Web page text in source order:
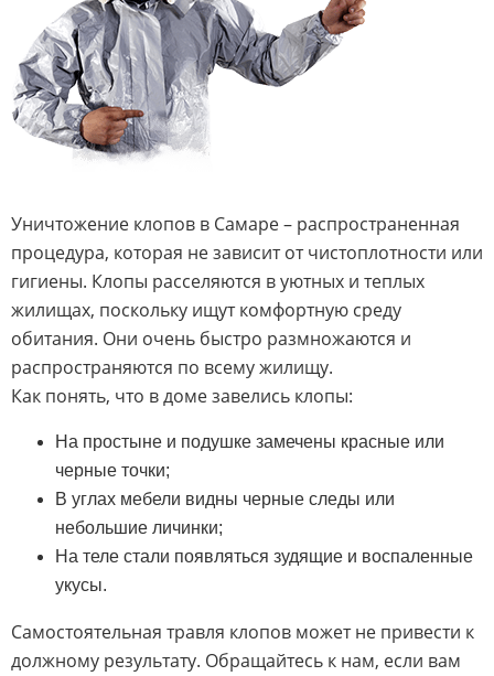
Уничтожение клопов в Самаре – распространенная
процедура, которая не зависит от чистоплотности или
гигиены. Клопы расселяются в уютных и теплых
жилищах, поскольку ищут комфортную среду
обитания. Они очень быстро размножаются и
распространяются по всему жилищу.
Как понять, что в доме завелись клопы:
На простыне и подушке замечены красные или
черные точки;
В углах мебели видны черные следы или
небольшие личинки;
На теле стали появляться зудящие и воспаленные
укусы.
Самостоятельная травля клопов может не привести к
должному результату. Обращайтесь к нам, если вам